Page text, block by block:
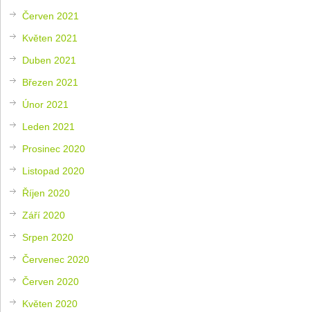
Červen 2021
Květen 2021
Duben 2021
Březen 2021
Únor 2021
Leden 2021
Prosinec 2020
Listopad 2020
Říjen 2020
Září 2020
Srpen 2020
Červenec 2020
Červen 2020
Květen 2020